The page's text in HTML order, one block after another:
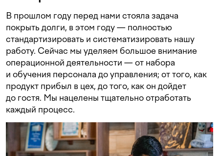
В прошлом году перед нами стояла задача
покрыть долги, в этом году — полностью
стандартизировать и систематизировать нашу
работу. Сейчас мы уделяем большое внимание
операционной деятельности — от набора
и обучения персонала до управления; от того, как
продукт прибыл в цех, до того, как он дойдет
до гостя. Мы нацелены тщательно отработать
каждый процесс.